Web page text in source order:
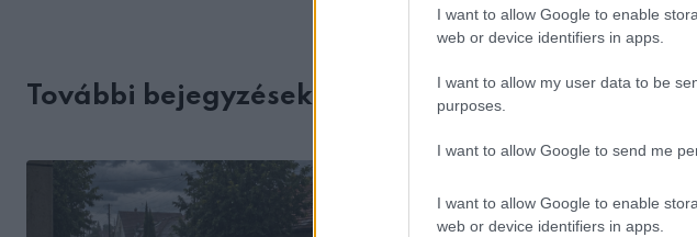
I want to allow Google to enable
web or device identifiers in apps.
I want to allow my user data to be
purposes.
I want to allow Google to send me
I want to allow Google to enable
web or device identifiers in apps.
További bejegyzések